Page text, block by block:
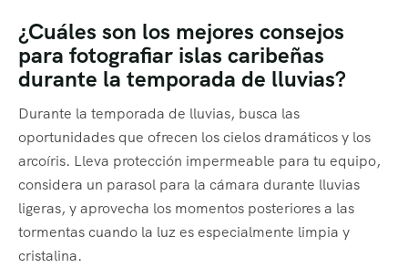
¿Cuáles son los mejores consejos
para fotografiar islas caribeñas
durante la temporada de lluvias?
Durante la temporada de lluvias, busca las
oportunidades que ofrecen los cielos dramáticos y los
arcoíris. Lleva protección impermeable para tu equipo,
considera un parasol para la cámara durante lluvias
ligeras, y aprovecha los momentos posteriores a las
tormentas cuando la luz es especialmente limpia y
cristalina.